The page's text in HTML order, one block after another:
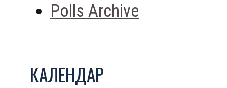
Polls Archive
КАЛЕНДАР